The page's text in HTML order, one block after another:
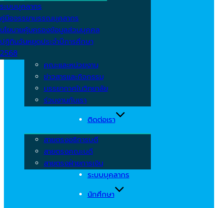
ระบบบุคลากร
คู่มือจรรยาบรรณบุคลากร
นโยบายคุ้มครองข้อมูลส่วนบุคคล
ปฏิทินวันหยุดประจำปีการศึกษา
2568
คณะและหน่วยงาน
ข่าวสารและกิจกรรม
บรรยากาศในวิทยาลัย
ร่วมงานกับเรา
ติดต่อเรา
สายตรงอธิการบดี
สายตรงคณะบดี
สายตรงฝ่ายการเงิน
ระบบบุคลากร
นักศึกษา